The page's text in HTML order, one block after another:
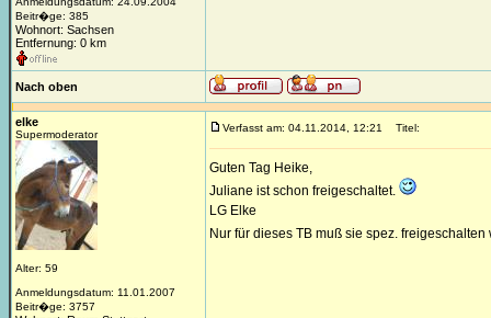
Beitr�ge: 385
Wohnort: Sachsen
Entfernung: 0 km
Nach oben
elke
Supermoderator
Alter: 59
Anmeldungsdatum: 11.01.2007
Beitr�ge: 3757
Verfasst am: 04.11.2014, 12:21 Titel:
Guten Tag Heike,
Juliane ist schon freigeschaltet.
LG Elke
Nur für dieses TB muß sie spez.